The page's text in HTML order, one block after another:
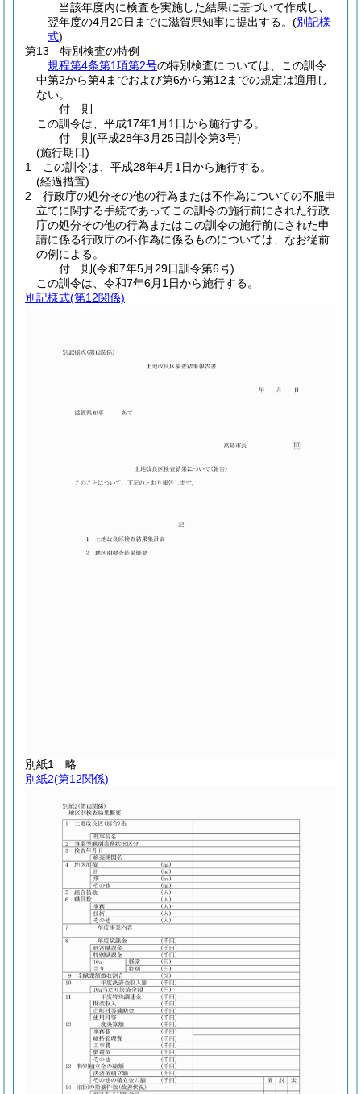
当該年度内に検査を実施した結果に基づいて作成し、
翌年度の4月20日までに滋賀県知事に提出する。 (別記様
式)
第13 特別検査の特例
規程第4条第1項第2号の特別検査については、この訓令
中第2から第4までおよび第6から第12までの規定は適用し
ない。
付 則
この訓令は、平成17年1月1日から施行する。
付 則(平成28年3月25日訓令第3号)
(施行期日)
1
この訓令は、平成28年4月1日から施行する。
(経過措置)
2
行政庁の処分その他の行為または不作為についての不服申
立てに関する手続であってこの訓令の施行前にされた行政
庁の処分その他の行為またはこの訓令の施行前にされた申
請に係る行政庁の不作為に係るものについては、なお従前
の例による。
付 則(令和7年5月29日訓令第6号)
この訓令は、令和7年6月1日から施行する。
別記様式(第12関係)
別紙1 略
別紙2(第12関係)